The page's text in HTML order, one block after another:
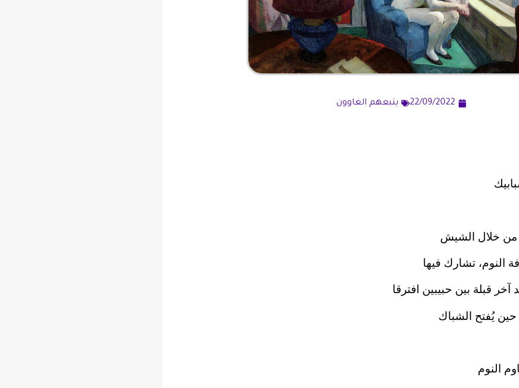
22/09/2022 يتبعهم الغاوون
من خلال الشيش
النوم، تشارك فيها
قبلة بين حبيبين افترقا
حين يُفتح الشباك
النوم